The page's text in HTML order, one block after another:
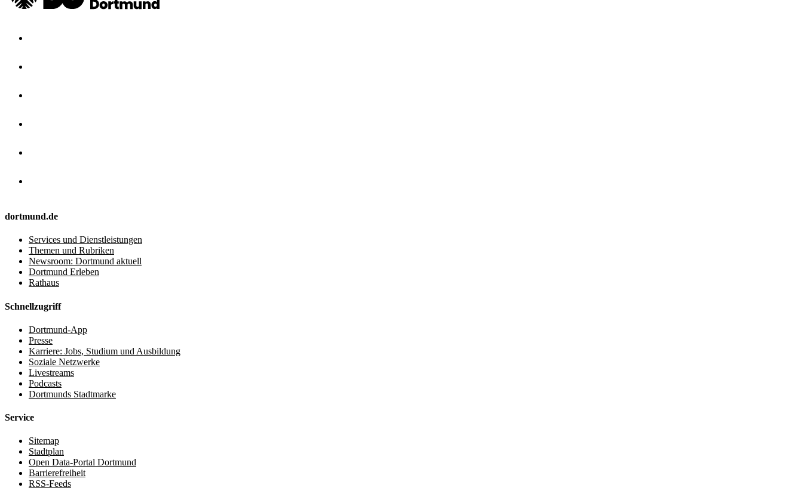
dortmund.de
Services und Dienstleistungen
Themen und Rubriken
Newsroom: Dortmund aktuell
Dortmund Erleben
Rathaus
Schnellzugriff
Dortmund-App
Presse
Karriere: Jobs, Studium und Ausbildung
Soziale Netzwerke
Livestreams
Podcasts
Dortmunds Stadtmarke
Service
Sitemap
Stadtplan
Open Data-Portal Dortmund
Barrierefreiheit
RSS-Feeds